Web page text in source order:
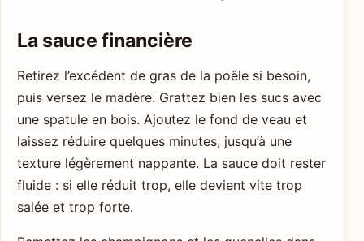
La sauce financière
Retirez l’excédent de gras de la poêle si besoin,
puis versez le madère. Grattez bien les sucs avec
une spatule en bois. Ajoutez le fond de veau et
laissez réduire quelques minutes, jusqu’à une
texture légèrement nappante. La sauce doit rester
fluide : si elle réduit trop, elle devient vite trop
salée et trop forte.